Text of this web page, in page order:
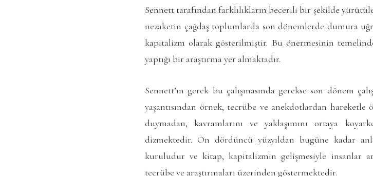
Sennett tarafından farklılıkların becerili bir şekilde
nezaketin çağdaş toplumlarda son dönemlerde dumura
kapitalizm olarak gösterilmiştir. Bu önermesinin
yaptığı bir araştırma yer almaktadır.
Sennett’ın gerek bu çalışmasında gerekse son dönem
yaşantısından örnek, tecrübe ve anekdotlardan
duymadan, kavramlarını ve yaklaşımını ortaya
dizmektedir. On dördüncü yüzyıldan bugüne kadar
kuruludur ve kitap, kapitalizmin gelişmesiyle insanlar
tecrübe ve araştırmaları üzerinden göstermektedir.